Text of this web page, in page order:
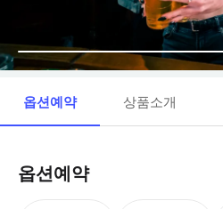
옵션예약 상품소개
옵션예약